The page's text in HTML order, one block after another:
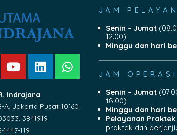
Indrajana
A, Jakarta Pusat 10160
3841919
1447-119
JAM
Senin – Jumat
12.00)
Minggu dan hari
JAM
Senin – Jumat
18.00)
Minggu dan hari
Pelayanan
praktek dan